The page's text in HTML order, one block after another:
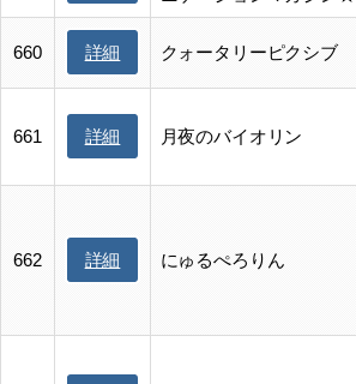
660 詳細 クォータリーピクシブ
661 詳細 月夜のバイオリン
662 詳細 にゅるぺろりん